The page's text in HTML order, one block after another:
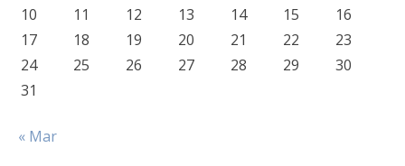
10
11 12 13 14 15
16
17
18 19 20 21 22
23
24
25 26 27 28 29
30
31
« Mar